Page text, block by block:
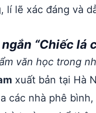
lí lẽ xác đáng và
“Chiếc lá
văn học trong
xuất bản tại Hà
các nhà phê